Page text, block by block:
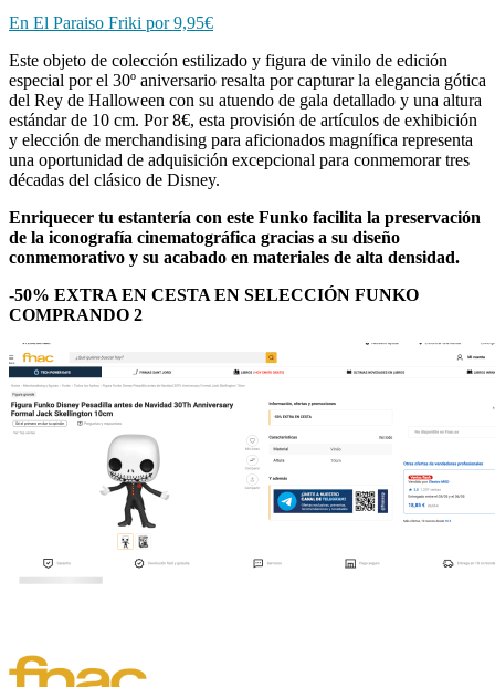
En El Paraiso Friki por 9,95€
Este objeto de colección estilizado y figura de vinilo de edición
especial por el 30º aniversario resalta por capturar la elegancia gótica
del Rey de Halloween con su atuendo de gala detallado y una altura
estándar de 10 cm. Por 8€, esta provisión de artículos de exhibición
y elección de merchandising para aficionados magnífica representa
una oportunidad de adquisición excepcional para conmemorar tres
décadas del clásico de Disney.
Enriquecer tu estantería con este Funko facilita la preservación
de la iconografía cinematográfica gracias a su diseño
conmemorativo y su acabado en materiales de alta densidad.
-50% EXTRA EN CESTA EN SELECCIÓN FUNKO
COMPRANDO 2